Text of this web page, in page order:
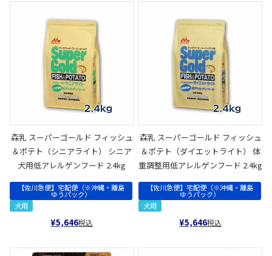
森乳 スーパーゴールド フィッシュ
＆ポテト（シニアライト） シニア
犬用低アレルゲンフード 2.4kg
【佐川急便】宅配便（※沖縄・離島
ゆうパック）
犬用
¥5,646税込
森乳 スーパーゴールド フィッシュ
＆ポテト（ダイエットライト） 体
重調整用低アレルゲンフード 2.4kg
【佐川急便】宅配便（※沖縄・離島
ゆうパック）
犬用
¥5,646税込